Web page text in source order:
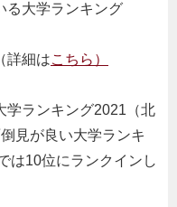
る大学ランキング
詳細はこちら）
学ランキング2021（北
見が良い大学ランキ
は10位にランクインし